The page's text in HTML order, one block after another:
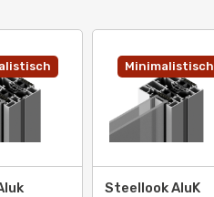
Minimalistisch
Steellook AluK